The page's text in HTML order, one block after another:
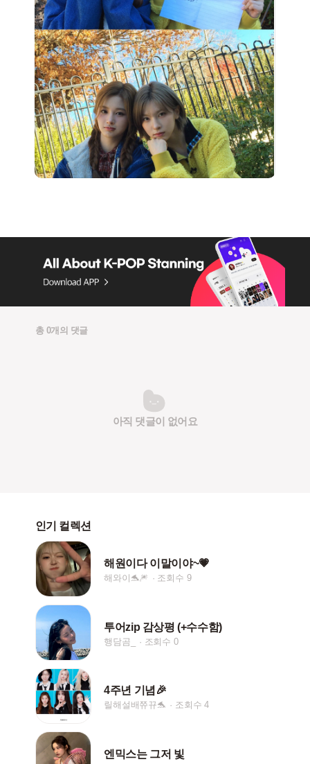
총 0개의 댓글
아직 댓글이 없어요
인기 컬렉션
해원이다 이말이야~💗
해와이🐬🎆 조회수 9
투어zip 감상평 (+수수함)
행담곰_ 조회수 0
4주년 기념🎉
릴해설배쮸뀨🐬 조회수 4
엔믹스는 그저 빛